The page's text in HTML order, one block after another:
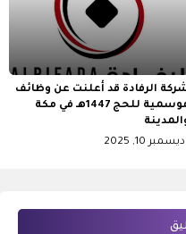
الرفادة قد أعلنت عن وظائف
موسمية للحج 1447هـ في مكة
ديسمبر 10, 2025